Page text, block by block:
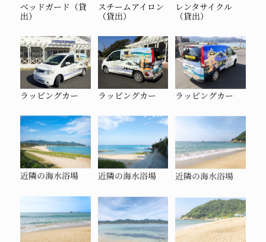
ベッドガード（貸
出）
スチームアイロン
（貸出）
レンタサイクル
（貸出）
ラッピングカー ラッピングカー ラッピングカー
近隣の海水浴場 近隣の海水浴場 近隣の海水浴場